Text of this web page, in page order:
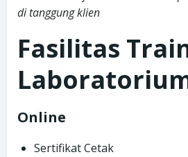
di tanggung klien
Fasilitas
Online
Sertifikat Cetak